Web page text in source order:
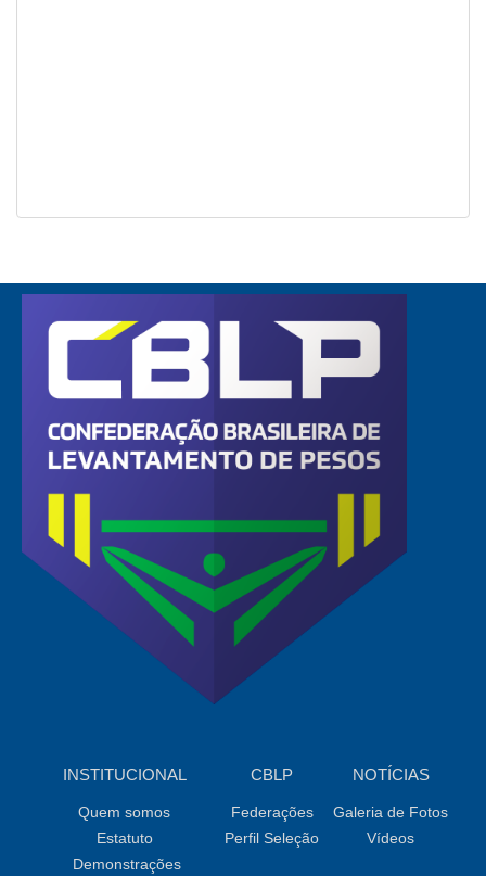
INSTITUCIONAL
Quem somos
Estatuto
Demonstrações
CBLP
Federações
Perfil Seleção
NOTÍCIAS
Galeria de Fotos
Vídeos